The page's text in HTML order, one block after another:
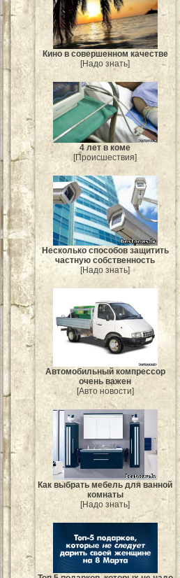
Кино в совершенном качестве
[Надо знать]
4 лет в коме
[Происшествия]
Несколько способов защитить
частную собственность
[Надо знать]
Автомобильный компрессор
очень важен
[Авто новости]
Как выбрать мебель для ванной
комнаты
[Надо знать]